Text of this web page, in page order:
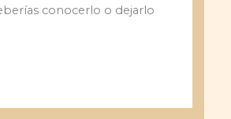
conocerlo o dejarlo